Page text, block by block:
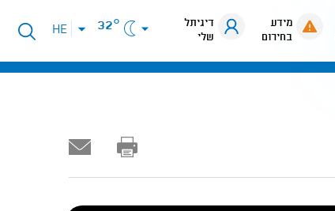
מידע
בחירום
דיגיתל
שלי
32°
פתיחת
תפריט
HE